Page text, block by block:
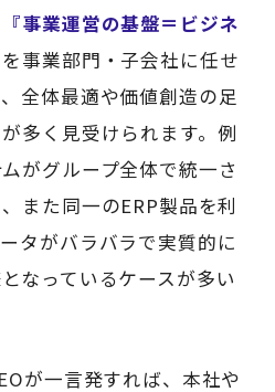
『事業運営の基盤＝ビジネ
を事業部門・子会社に任せ
全体最適や価値創造の足
多く見受けられます。例
がグループ全体で統一さ
また同一のERP製品を利
タがバラバラで実質的に
なっているケースが多い
が一言発すれば、本社や